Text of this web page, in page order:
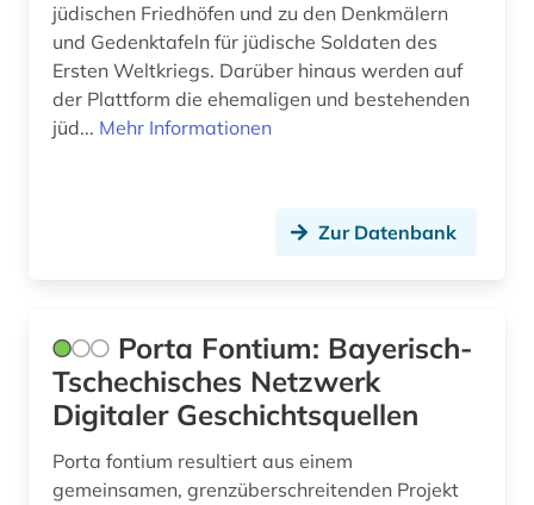
jüdischen Friedhöfen und zu den Denkmälern
und Gedenktafeln für jüdische Soldaten des
Ersten Weltkriegs. Darüber hinaus werden auf
der Plattform die ehemaligen und bestehenden
jüd... Mehr Informationen
Zur Datenbank
Porta Fontium: Bayerisch-
Tschechisches Netzwerk
Digitaler Geschichtsquellen
Porta fontium resultiert aus einem
gemeinsamen, grenzüberschreitenden Projekt